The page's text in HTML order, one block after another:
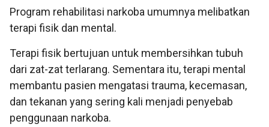
Program rehabilitasi narkoba umumnya melibatkan
terapi fisik dan mental.
Terapi fisik bertujuan untuk membersihkan tubuh
dari zat-zat terlarang. Sementara itu, terapi mental
membantu pasien mengatasi trauma, kecemasan,
dan tekanan yang sering kali menjadi penyebab
penggunaan narkoba.